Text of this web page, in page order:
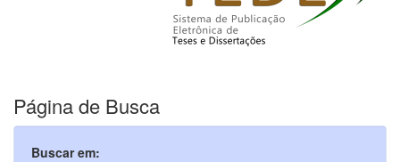
Página de Busca
Buscar em: